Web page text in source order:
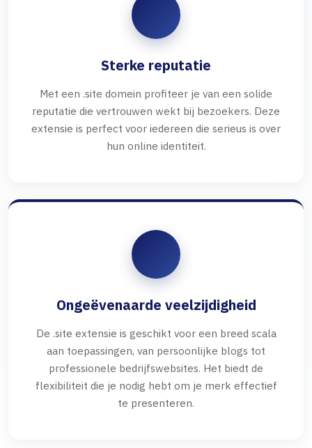
Sterke reputatie
Met een .site domein profiteer je van een solide
reputatie die vertrouwen wekt bij bezoekers. Deze
extensie is perfect voor iedereen die serieus is over
hun online identiteit.
Ongeëvenaarde veelzijdigheid
De .site extensie is geschikt voor een breed scala
aan toepassingen, van persoonlijke blogs tot
professionele bedrijfswebsites. Het biedt de
flexibiliteit die je nodig hebt om je merk effectief
te presenteren.